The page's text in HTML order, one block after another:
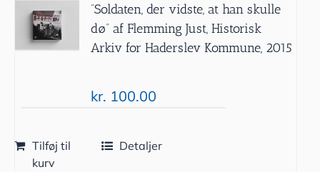
”Soldaten, der vidste, at han skulle
dø” af Flemming Just, Historisk
Arkiv for Haderslev Kommune, 2015
kr. 100.00
Tilføj til
kurv
Detaljer